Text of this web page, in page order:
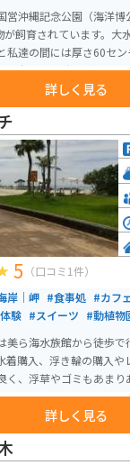
営沖縄記念公園（海洋
飼育されています。大
私達の間には厚さ60セ
、
できるだけ自然の状態に
、体感することができ
体のサンゴ、世界最大
ンタが観察できる巨大
再現した「深層の海」水
まざまな角度から見ら
的な企画展示を通じて
きないような水族館作
詳しく見る
5 （口コミ1件）
岸｜岬 #食事処 #カフ
験 #スイーツ #動植物
美ら海水族館から徒歩
着購入、浮き輪の購入や
く、浮草やゴミもあまり
。ブルーシールアイス
遊び、午後から水族館周
館に行くと、まる1日で
詳しく見る